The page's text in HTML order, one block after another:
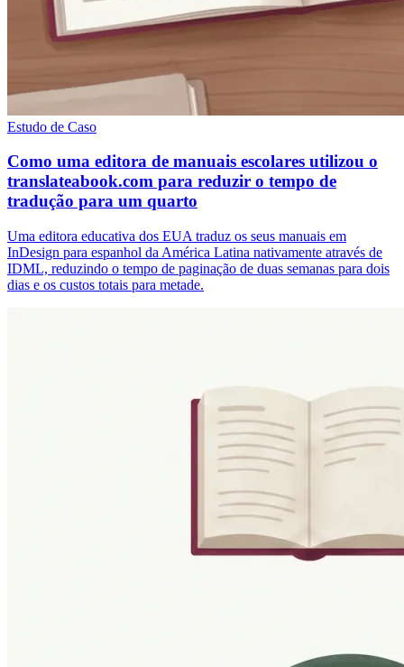
Estudo de Caso
Como uma editora de manuais escolares utilizou o
translateabook.com para reduzir o tempo de
tradução para um quarto
Uma editora educativa dos EUA traduz os seus manuais em
InDesign para espanhol da América Latina nativamente através de
IDML, reduzindo o tempo de paginação de duas semanas para dois
dias e os custos totais para metade.